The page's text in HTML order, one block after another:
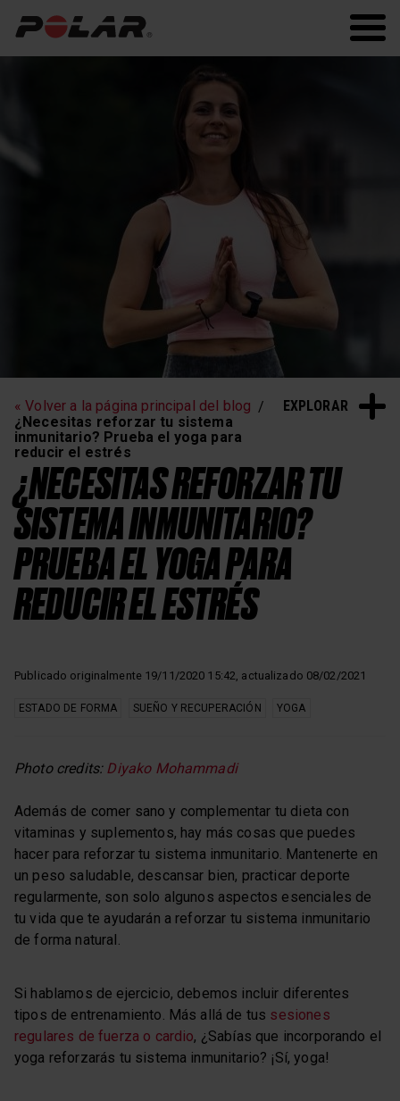
Polar Flow
EXPLORAR
Entrenamiento de
frecuencia cardíaca
Sueño y recuperación
« Volver a la página principal del blog
¿Necesitas reforzar tu sistema
inmunitario? Prueba el yoga para
reducir el estrés
¿NECESITAS REFORZAR TU
SISTEMA INMUNITARIO?
PRUEBA EL YOGA PARA
REDUCIR EL ESTRÉS
Publicado originalmente 19/11/2020 15:42, actualizado 08/02/2021
ESTADO DE FORMA SUEÑO Y RECUPERACIÓN YOGA
Photo credits: Diyako Mohammadi
Además de comer sano y complementar tu dieta con
vitaminas y suplementos, hay más cosas que puedes
hacer para reforzar tu sistema inmunitario. Mantenerte en
un peso saludable, descansar bien, practicar deporte
regularmente, son solo algunos aspectos esenciales de
tu vida que te ayudarán a reforzar tu sistema inmunitario
de forma natural.
Si hablamos de ejercicio, debemos incluir diferentes
tipos de entrenamiento. Más allá de tus sesiones
regulares de fuerza o cardio, ¿Sabías que incorporando el
yoga reforzarás tu sistema inmunitario? ¡Sí, yoga!